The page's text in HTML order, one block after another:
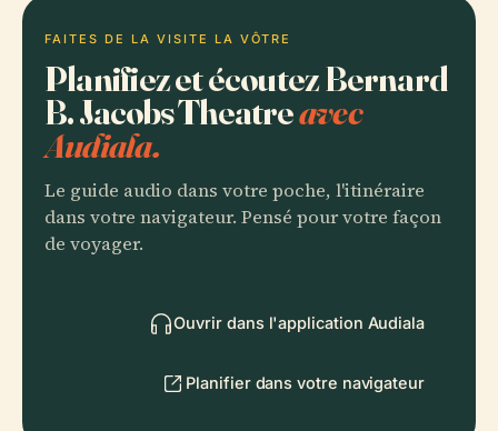
FAITES DE LA VISITE LA VÔTRE
Planifiez et écoutez Bernard
B. Jacobs Theatreavec
Audiala.
Le guide audio dans votre poche, l'itinéraire
dans votre navigateur. Pensé pour votre façon
de voyager.
Ouvrir dans l'application Audiala
Planifier dans votre navigateur